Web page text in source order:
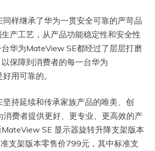
样继承了华为一贯安全可靠的严苛品
产工艺，从产品功能稳定性和安全性
华为MateView SE都经过了层层打磨
保障到消费者的每一台华为
用可靠的。
持延续和传承家族产品的唯美、创
费者提供更好、更专业、更高效的产
SE 显示器旋转升降支架版本
支架版本零售价799元，其中标准支